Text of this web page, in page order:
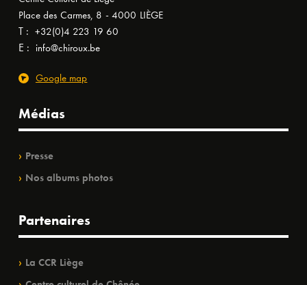
Place des Carmes, 8 - 4000 LIÈGE
T : +32(0)4 223 19 60
E : info@chiroux.be
Google map
Médias
Presse
Nos albums photos
Partenaires
La CCR Liège